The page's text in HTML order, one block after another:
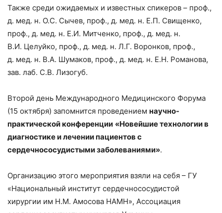
Также среди ожидаемых и известных спикеров – проф.,
д. мед. н. О.С. Сычев, проф., д. мед. н. Е.П. Свищенко,
проф., д. мед. н. Е.И. Митченко, проф., д. мед. н.
В.И. Целуйко, проф., д. мед. н. Л.Г. Воронков, проф.,
д. мед. н. В.А. Шумаков, проф., д. мед. н. Е.Н. Романова,
зав. лаб. С.В. Лизогуб.
Второй день Международного Медицинского Форума
(15 октября) запомнится проведением научно-
практической конференции «Новейшие технологии в
диагностике и лечении пациентов с
сердечнососудистыми заболеваниями».
Организацию этого мероприятия взяли на себя – ГУ
«Национальный институт сердечнососудистой
хирургии им Н.М. Амосова НАМН», Ассоциация